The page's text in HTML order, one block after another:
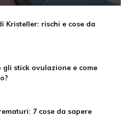
Kristeller: rischi e cose da
gli stick ovulazione e come
7 cose da sapere